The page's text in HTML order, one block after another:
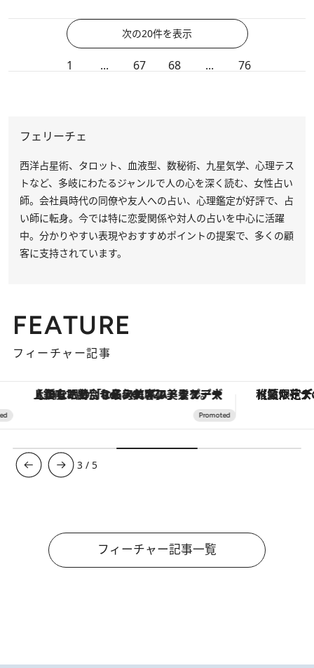
次の20件を表示
1 ... 67 68 ... 76
フェリーチェ
西洋占星術、タロット、血液型、数秘術、九星気学、心理テス
トなど、多岐にわたるジャンルで人の心を深く読む、女性占い
師。会社員時代の同僚や友人への占い、心理鑑定が好評で、占
い師に転身。今では特に恋愛関係や対人の占いを中心に活躍
中。分かりやすい表現やおすすめポイントの提案で、多くの顧
客に支持されています。
FEATURE
フィーチャー記事
【銀座で出合う最旬美容】美髪ケアや上質な眠り…セルフケアのアップデートから、特別な名入れギフトまで。大人のための「ReFa GINZA」クルーズ 【夏限定ディナーコース】旬を
3 / 5
フィーチャー記事一覧